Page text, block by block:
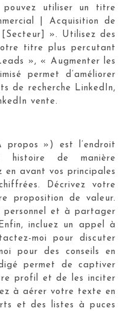
pouvez utiliser un titre
| Acquisition de
». Utilisez des
titre plus percutant
», « Augmenter les
permet d’améliorer
de recherche LinkedIn,
vente.
propos ») est l’endroit
histoire de manière
avant vos principales
Décrivez votre
proposition de valeur.
personnel et à partager
incluez un appel à
moi pour discuter
pour des conseils en
permet de captiver
profil et de les inciter
à aérer votre texte en
et des listes à puces